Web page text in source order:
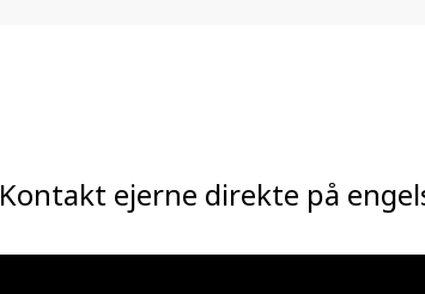
Kontakt ejerne direkte på